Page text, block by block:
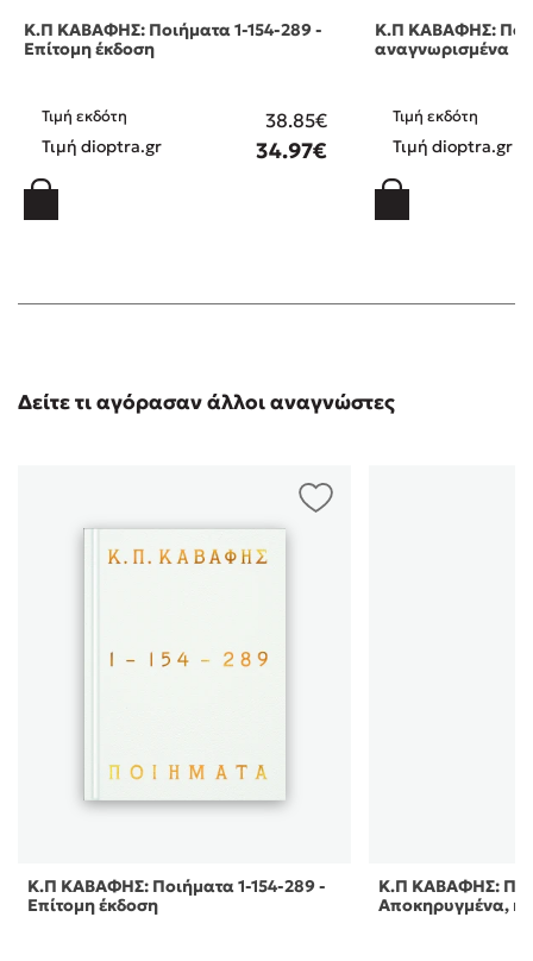
Κ.Π ΚΑΒΑΦΗΣ: Ποιήματα 1-154-289 -
Επίτομη έκδοση
Τιμή εκδότη 38.85€
Τιμή dioptra.gr 34.97€
Κ.Π ΚΑΒΑΦΗΣ:
αναγνωρισμένα
Τιμή εκδότη
Τιμή dioptra.gr
Δείτε τι αγόρασαν άλλοι αναγνώστες
Κ.Π ΚΑΒΑΦΗΣ: Ποιήματα 1-154-289 -
Επίτομη έκδοση
Κ.Π ΚΑΒΑΦΗΣ:
Αποκηρυγμένα,